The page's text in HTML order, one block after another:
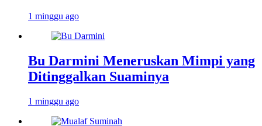
1 minggu ago
Bu Darmini Meneruskan Mimpi yang
Ditinggalkan Suaminya
1 minggu ago